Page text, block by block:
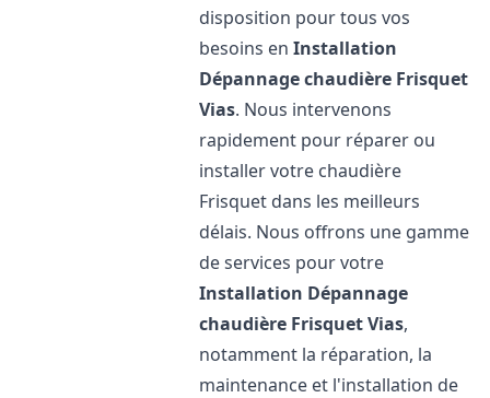
disposition pour tous vos
besoins enInstallation
Dépannage chaudière Frisquet
Vias. Nous intervenons
rapidement pour réparer ou
installer votre chaudière
Frisquet dans les meilleurs
délais. Nous offrons une gamme
de services pour votre
Installation Dépannage
chaudière FrisquetVias,
notamment la réparation, la
maintenance et l'installation de